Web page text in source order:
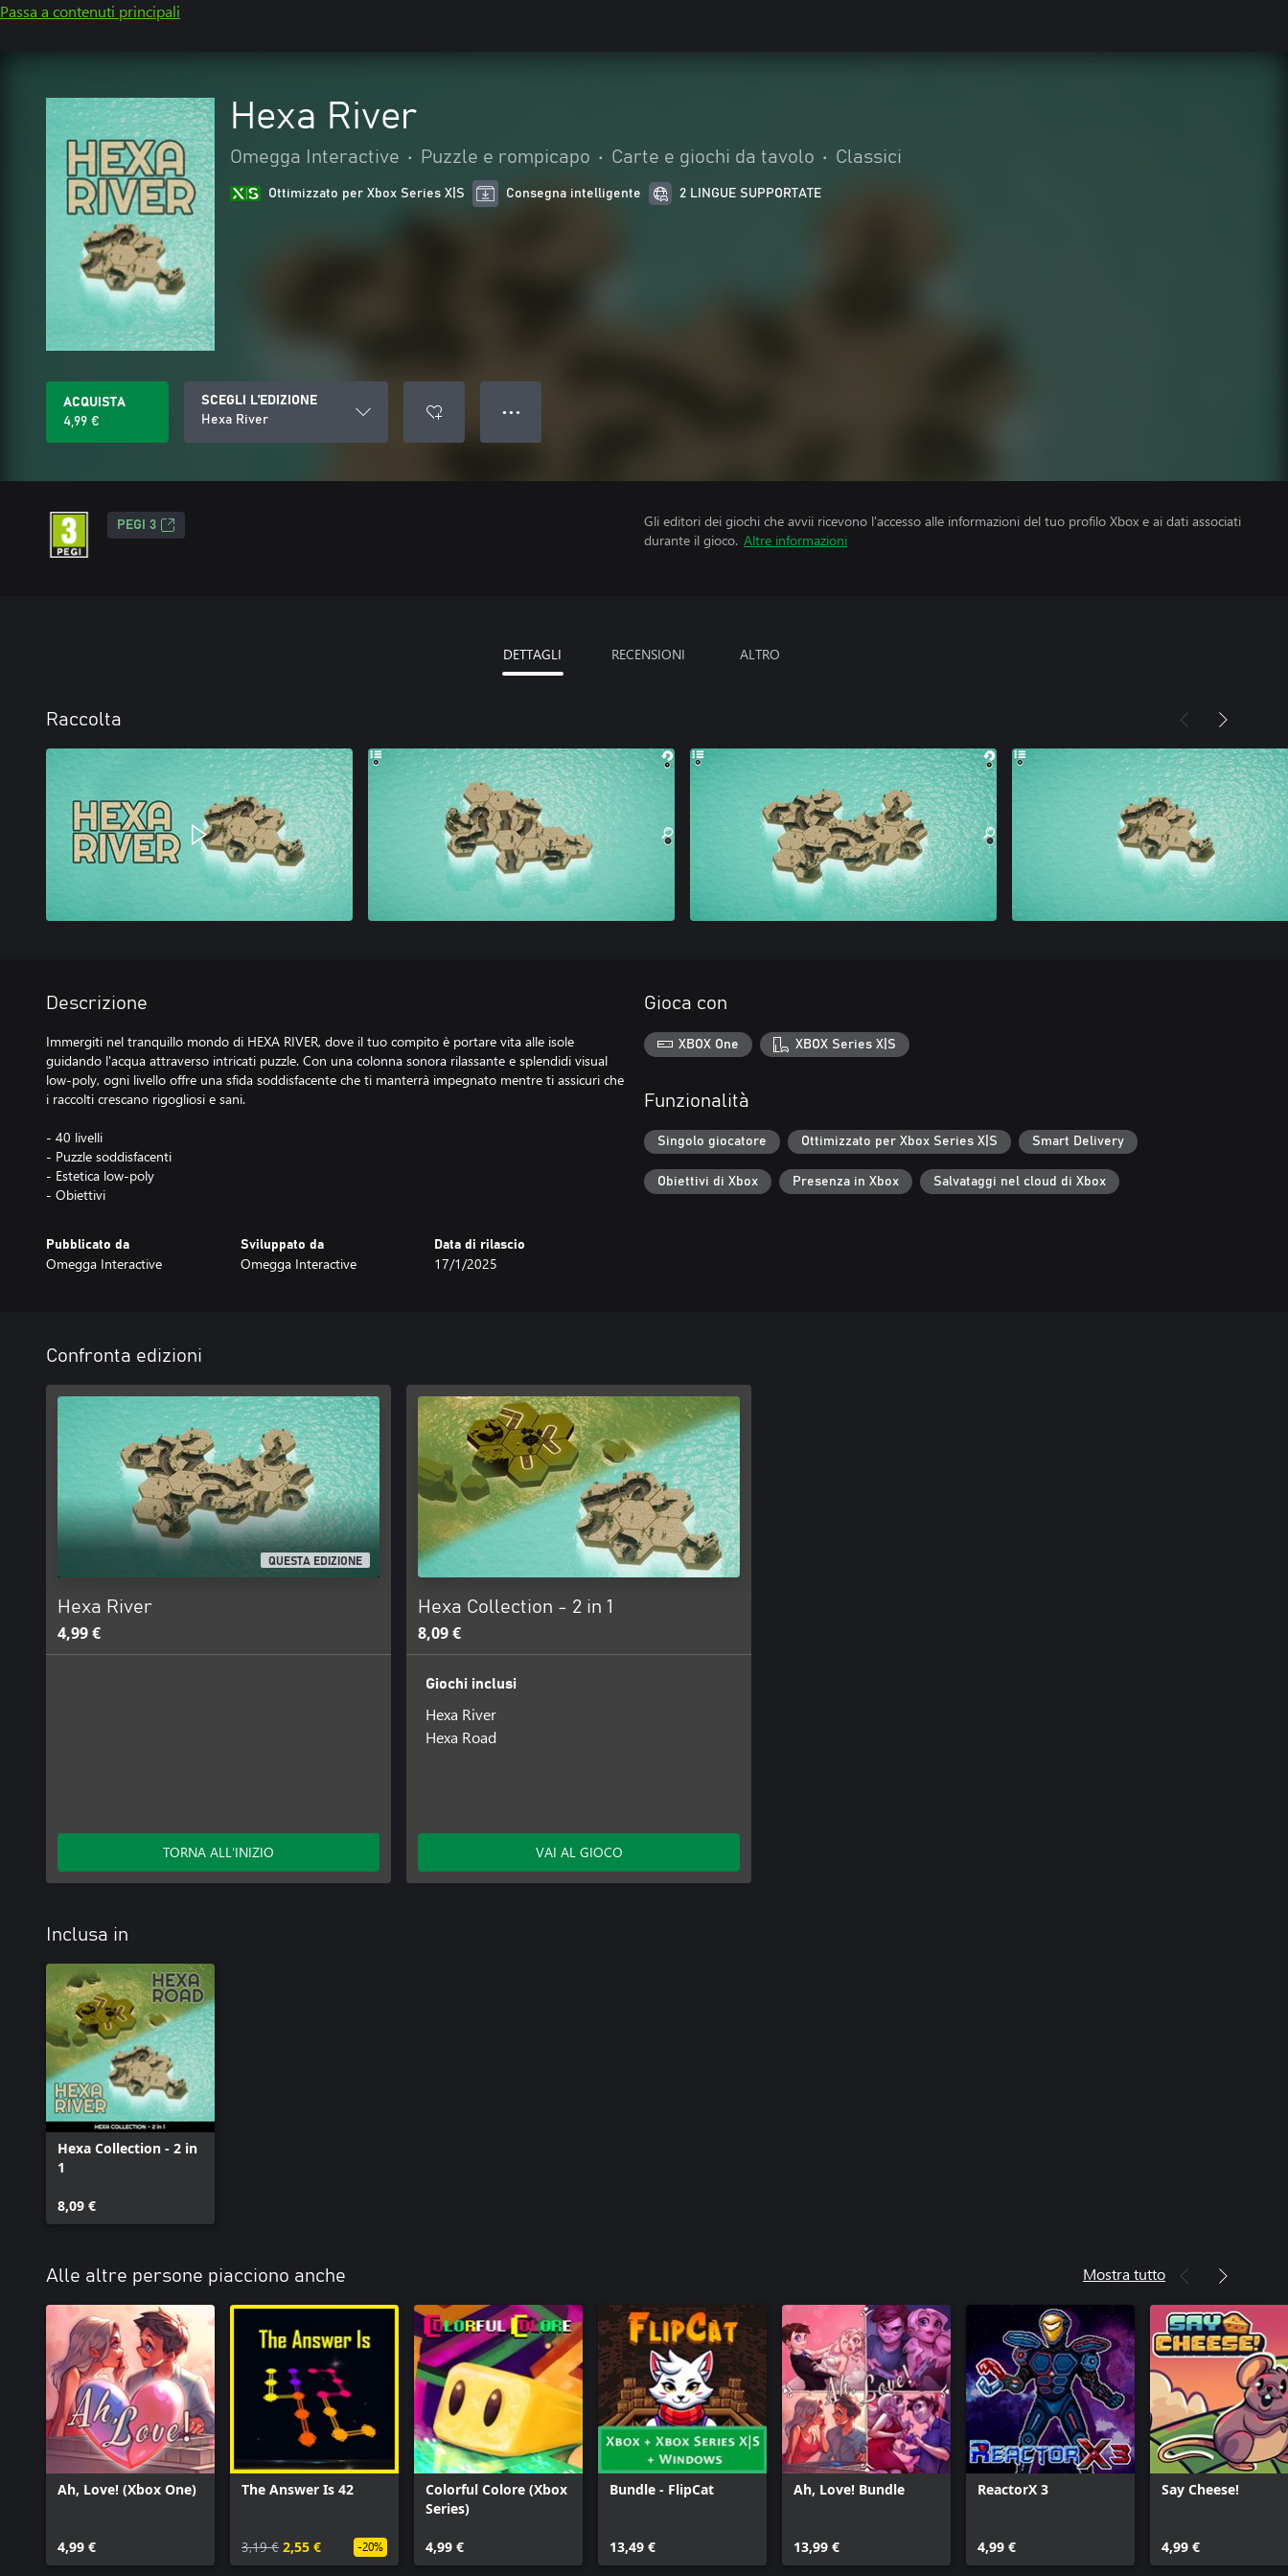
Passa a contenuti principali
Hexa River
Omegga Interactive • Puzzle e rompicapo • Carte e giochi da tavolo • Classici
Ottimizzato per Xbox Series X|S Consegna intelligente 2 LINGUE SUPPORTATE
ACQUISTA
4,99 €
SCEGLI L'EDIZIONE
Hexa River
● ● ●
PEGI 3
Gli editori dei giochi che avvii ricevono l'accesso alle informazioni del tuo profilo Xbox e ai dati associati
durante il gioco. Altre informazioni
DETTAGLI RECENSIONI ALTRO
Raccolta
Descrizione
Immergiti nel tranquillo mondo di HEXA RIVER, dove il tuo compito è portare vita alle isole
guidando l'acqua attraverso intricati puzzle. Con una colonna sonora rilassante e splendidi visual
low-poly, ogni livello offre una sfida soddisfacente che ti manterrà impegnato mentre ti assicuri che
i raccolti crescano rigogliosi e sani.
- 40 livelli
- Puzzle soddisfacenti
- Estetica low-poly
- Obiettivi
Pubblicato da
Omegga Interactive
Sviluppato da
Omegga Interactive
Data di rilascio
17/1/2025
Gioca con
XBOX One XBOX Series X|S
Funzionalità
Singolo giocatore Ottimizzato per Xbox Series X|S Smart Delivery
Obiettivi di Xbox Presenza in Xbox Salvataggi nel cloud di Xbox
Confronta edizioni
QUESTA EDIZIONE
Hexa River
4,99 €
TORNA ALL'INIZIO
Hexa Collection - 2 in 1
8,09 €
Giochi inclusi
Hexa River
Hexa Road
VAI AL GIOCO
Inclusa in
Hexa Collection - 2 in
1
8,09 €
Alle altre persone piacciono anche Mostra tutto
Ah, Love! (Xbox One)
4,99 €
The Answer Is 42
3,19 € 2,55 € -20%
Colorful Colore (Xbox
Series)
4,99 €
Bundle - FlipCat
13,49 €
Ah, Love! Bundle
13,99 €
ReactorX 3
4,99 €
Say Cheese!
4,99 €